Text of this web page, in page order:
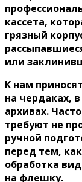
кассета,
грязный
или
К нам
на чердаках,
архивах.
требуют не
ручной
перед тем,
обработка
на флешку.